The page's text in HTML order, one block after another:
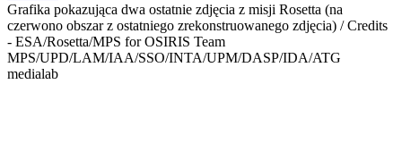
Grafika pokazująca dwa ostatnie zdjęcia z misji Rosetta (na
czerwono obszar z ostatniego zrekonstruowanego zdjęcia) / Credits
- ESA/Rosetta/MPS for OSIRIS Team
MPS/UPD/LAM/IAA/SSO/INTA/UPM/DASP/IDA/ATG
medialab